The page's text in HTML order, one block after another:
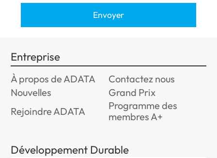
Envoyer
Entreprise
À propos de ADATA
Contactez nous
Nouvelles
Grand Prix
Rejoindre ADATA
Programme des
membres A+
Développement Durable